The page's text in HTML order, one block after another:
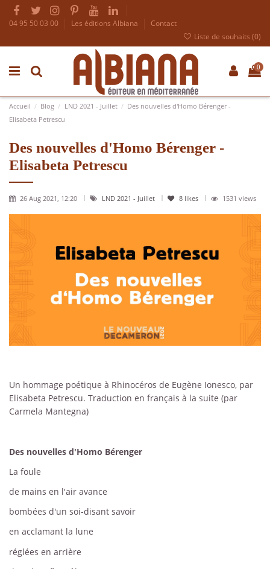
04 95 50 03 00 Les éditions Albiana
Contact
Liste de souhaits (0)
0
Accueil Blog LND 2021 - Juillet
Des nouvelles d'Homo Bérenger -
Elisabeta Petrescu
Des nouvelles d'Homo Bérenger -
Elisabeta Petrescu
26 Aug 2021, 12:20 LND 2021 - Juillet 8 likes 1531 views
Un hommage poétique à Rhinocéros de Eugène Ionesco, par
Elisabeta Petrescu. Traduction en français à la suite (par
Carmela Mantegna)
Des nouvelles d'Homo Bérenger
La foule
de mains en l'air avance
bombées d'un soi-disant savoir
en acclamant la lune
réglées en arrière